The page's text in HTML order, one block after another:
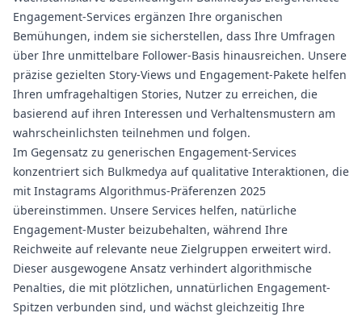
Engagement-Services ergänzen Ihre organischen
Bemühungen, indem sie sicherstellen, dass Ihre Umfragen
über Ihre unmittelbare Follower-Basis hinausreichen. Unsere
präzise gezielten Story-Views und Engagement-Pakete helfen
Ihren umfragehaltigen Stories, Nutzer zu erreichen, die
basierend auf ihren Interessen und Verhaltensmustern am
wahrscheinlichsten teilnehmen und folgen.
Im Gegensatz zu generischen Engagement-Services
konzentriert sich Bulkmedya auf qualitative Interaktionen, die
mit Instagrams Algorithmus-Präferenzen 2025
übereinstimmen. Unsere Services helfen, natürliche
Engagement-Muster beizubehalten, während Ihre
Reichweite auf relevante neue Zielgruppen erweitert wird.
Dieser ausgewogene Ansatz verhindert algorithmische
Penalties, die mit plötzlichen, unnatürlichen Engagement-
Spitzen verbunden sind, und wächst gleichzeitig Ihre